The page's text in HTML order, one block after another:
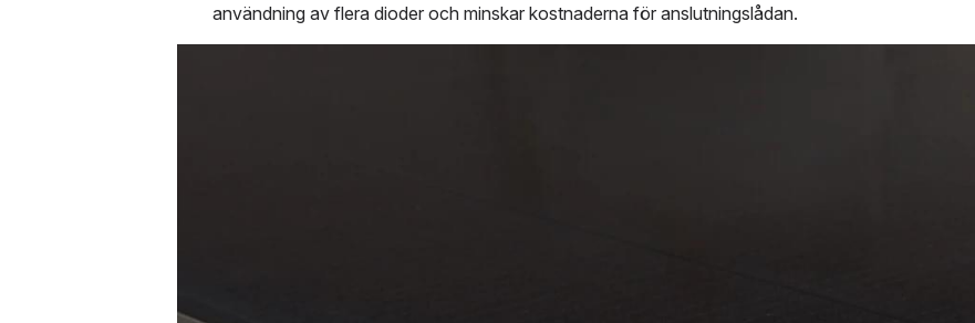
användning av flera dioder och minskar kostnaderna för anslutningslådan.